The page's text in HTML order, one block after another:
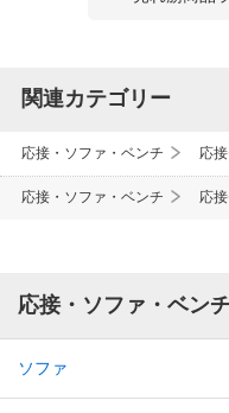
関連カテゴリー
応接・ソファ・ベンチ 応
応接・ソファ・ベンチ 応
応接・ソファ・ベン
ソファ